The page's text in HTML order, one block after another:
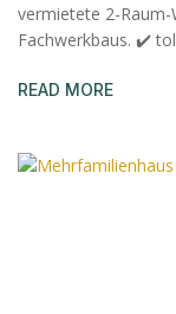
vermietete 2-
Fachwerkbaus. ✔️
READ MORE